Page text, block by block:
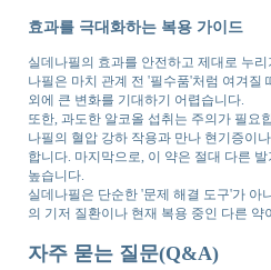
효과를 극대화하는 복용 가이드
실데나필의 효과를 안전하고 제대로 누
나필은 마치 관계 전 '필수품'처럼 여겨질
외에 큰 변화를 기대하기 어렵습니다.
또한, 과도한 알코올 섭취는 주의가 필요
나필의 혈압 강하 작용과 만나 현기증이
합니다. 마지막으로, 이 약은 절대 다른
높습니다.
실데나필은 단순한 '문제 해결 도구'가 아
의 기저 질환이나 현재 복용 중인 다른
자주 묻는 질문(Q&A)